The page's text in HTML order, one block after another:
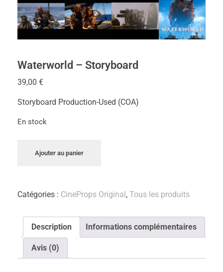
Waterworld – Storyboard
39,00 €
Storyboard Production-Used (COA)
En stock
Ajouter au panier
Catégories : CineProps Original, Tous les produits
Description Informations complémentaires
Avis (0)